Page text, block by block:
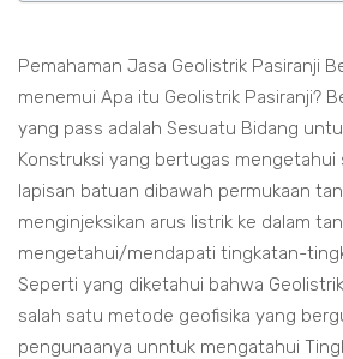
Pemahaman Jasa Geolistrik Pasiranji
menemui Apa itu Geolistrik Pasiranji?
yang pass adalah Sesuatu Bidang
Konstruksi yang bertugas
lapisan batuan dibawah permukaan
menginjeksikan arus listrik ke dalam
mengetahui/mendapati tingkatan-
Seperti yang diketahui bahwa
salah satu metode geofisika yang
pengunaanya unntuk mengatahui